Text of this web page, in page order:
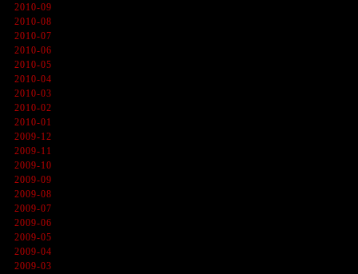
2010-09
2010-08
2010-07
2010-06
2010-05
2010-04
2010-03
2010-02
2010-01
2009-12
2009-11
2009-10
2009-09
2009-08
2009-07
2009-06
2009-05
2009-04
2009-03